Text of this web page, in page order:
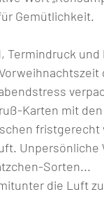
für
Termindruck
Karten mit
Unpersönliche
Sorten...
mitunter die